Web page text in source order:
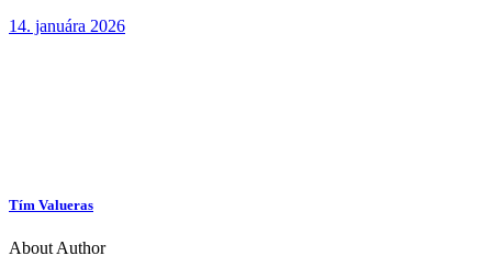
14. januára 2026
Tím Valueras
About Author